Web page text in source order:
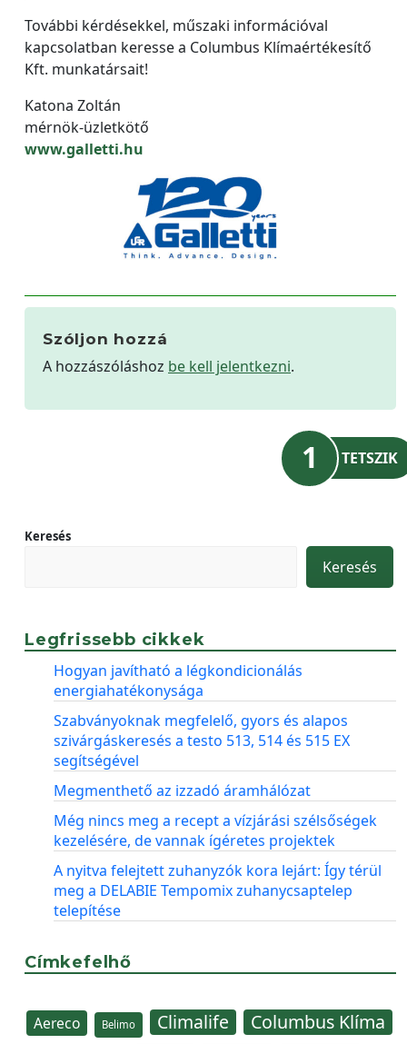
További kérdésekkel, műszaki információval
kapcsolatban keresse a Columbus Klímaértékesítő
Kft. munkatársait!
Katona Zoltán
mérnök-üzletkötő
www.galletti.hu
Szóljon hozzá
A hozzászóláshoz be kell jelentkezni.
1 TETSZIK
Keresés
Keresés
Legfrissebb cikkek
Hogyan javítható a légkondicionálás
energiahatékonysága
Szabványoknak megfelelő, gyors és alapos
szivárgáskeresés a testo 513, 514 és 515 EX
segítségével
Megmenthető az izzadó áramhálózat
Még nincs meg a recept a vízjárási szélsőségek
kezelésére, de vannak ígéretes projektek
A nyitva felejtett zuhanyzók kora lejárt: Így térül
meg a DELABIE Tempomix zuhanycsaptelep
telepítése
Címkefelhő
Aereco Belimo Climalife Columbus Klíma